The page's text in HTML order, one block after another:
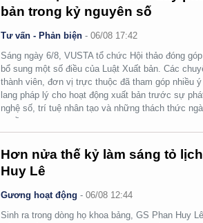
bản trong kỷ nguyên số
Tư vấn - Phản biện -06/08 17:42
Sáng ngày 6/8, VUSTA tổ chức Hội thảo đóng
bổ sung một số điều của Luật Xuất bản. Các
thành viên, đơn vị trực thuộc đã tham góp nhiều
lang pháp lý cho hoạt động xuất bản trước sự
nghệ số, trí tuệ nhân tạo và những thách thức
quyền.
Hơn nửa thế kỷ làm sáng tỏ
Huy Lê
Gương hoạt động -06/08 12:44
Sinh ra trong dòng họ khoa bảng, GS Phan Huy